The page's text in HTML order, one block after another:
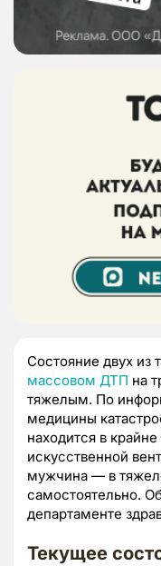
Состояние двух из
массовом ДТП на
тяжелым. По
медицины
находится в
искусственной
мужчина — в
самостоятельно.
департаменте
Текущее